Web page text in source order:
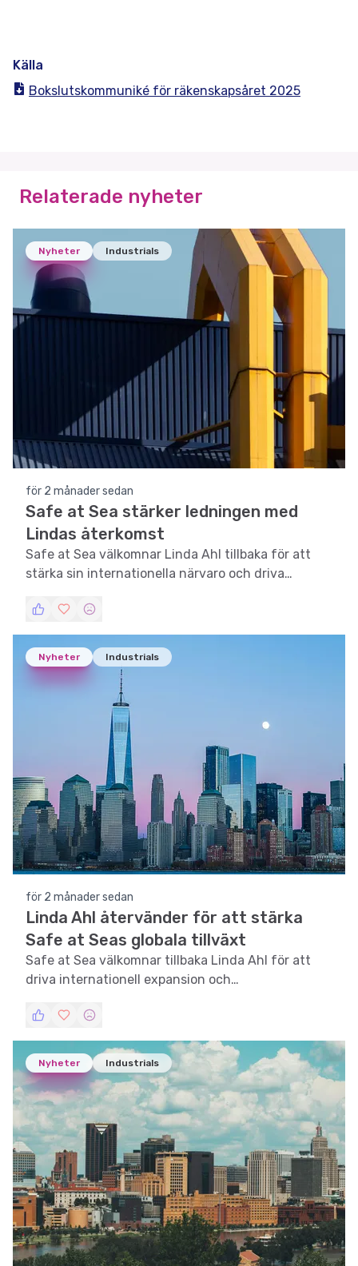
Källa
Bokslutskommuniké för räkenskapsåret 2025
Relaterade nyheter
Nyheter Industrials
för 2 månader sedan
Safe at Sea stärker ledningen med
Lindas återkomst
Safe at Sea välkomnar Linda Ahl tillbaka för att
stärka sin internationella närvaro och driva
Nyheter Industrials
för 2 månader sedan
Linda Ahl återvänder för att stärka
Safe at Seas globala tillväxt
Safe at Sea välkomnar tillbaka Linda Ahl för att
driva internationell expansion och
Nyheter Industrials